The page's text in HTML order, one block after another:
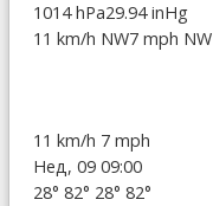
1014 hPa29.94 inHg
11 km/h NW7 mph NW
11 km/h 7 mph
Нед, 09 09:00
28° 82° 28° 82°